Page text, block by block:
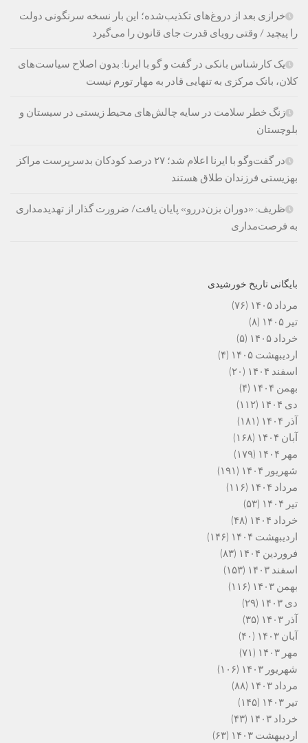
خرازی بعد از دروغ‌های تکذیب‌شده؛ این بار نسخه سرنگونی دولت
را پیچید / وقتی رویای قدرت جای قانون را می‌گیرد
یک کارشناس بانکی در گفت و گو با ایرنا: بدون اصلاح سیاست‌های
کلان، بانک مرکزی به تنهایی قادر به مهار تورم نیست
زنگ خطر سلامت در سایه چالش‌های محیط زیستی در سیستان و
بلوچستان
در گفت‌وگو با ایرنا اعلام شد؛ ۲۷ درصد کودکان بدسرپرست مراکز
بهزیستی فرزندان طلاق هستند
ظریف: «دوران بزن‌دررو» پایان یافت/ ضرورت گذار از تهدیدمداری
به فرصت‌مداری
بایگانی تاریخ خورشیدی
مرداد ۱۴۰۵
(۷۶)
تیر ۱۴۰۵
(۸)
خرداد ۱۴۰۵
(۵)
اردیبهشت ۱۴۰۵
(۴)
اسفند ۱۴۰۴
(۲۰)
بهمن ۱۴۰۴
(۴)
دی ۱۴۰۴
(۱۱۲)
آذر ۱۴۰۴
(۱۸۱)
آبان ۱۴۰۴
(۱۶۸)
مهر ۱۴۰۴
(۱۷۹)
شهریور ۱۴۰۴
(۱۹۱)
مرداد ۱۴۰۴
(۱۱۶)
تیر ۱۴۰۴
(۵۳)
خرداد ۱۴۰۴
(۴۸)
اردیبهشت ۱۴۰۴
(۱۴۶)
فروردین ۱۴۰۴
(۸۳)
اسفند ۱۴۰۳
(۱۵۳)
بهمن ۱۴۰۳
(۱۱۶)
دی ۱۴۰۳
(۲۹)
آذر ۱۴۰۳
(۳۵)
آبان ۱۴۰۳
(۴۰)
مهر ۱۴۰۳
(۷۱)
شهریور ۱۴۰۳
(۱۰۶)
مرداد ۱۴۰۳
(۸۸)
تیر ۱۴۰۳
(۱۴۵)
خرداد ۱۴۰۳
(۴۳)
اردیبهشت ۱۴۰۳
(۶۳)